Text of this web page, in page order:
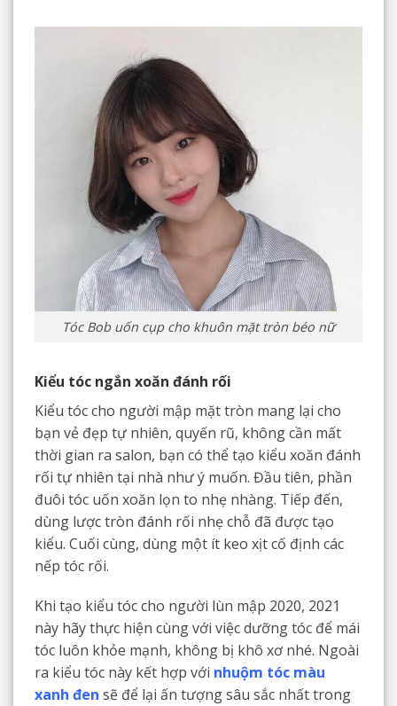
Tóc Bob uốn cụp cho khuôn mặt tròn béo nữ
Kiểu tóc ngắn xoăn đánh rối
Kiểu tóc cho người mập mặt tròn mang lại cho
bạn vẻ đẹp tự nhiên, quyến rũ, không cần mất
thời gian ra salon, bạn có thể tạo kiểu xoăn đánh
rối tự nhiên tại nhà như ý muốn. Đầu tiên, phần
đuôi tóc uốn xoăn lọn to nhẹ nhàng. Tiếp đến,
dùng lược tròn đánh rối nhẹ chỗ đã được tạo
kiểu. Cuối cùng, dùng một ít keo xịt cố định các
nếp tóc rối.
Khi tạo kiểu tóc cho người lùn mập 2020, 2021
này hãy thực hiện cùng với việc dưỡng tóc để mái
tóc luôn khỏe mạnh, không bị khô xơ nhé. Ngoài
ra kiểu tóc này kết hợp với nhuộm tóc màu
xanh đen sẽ để lại ấn tượng sâu sắc nhất trong